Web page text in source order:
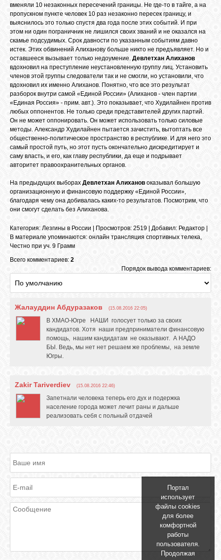
ФОТО
ВИДЕО
МУЗЫКА
САЙТЫ
ОБЪЯВЛЕНИЯ
ОТВЕТЫ
ВХОД
VK
TWITTER
вменяли 10 незаконных пересечений границы. Не где-то в тайге, а на
пропускном пункте человек 10 раз незаконно пересек границу, и
выяснилось это только спустя два года после этих событий. И при
этом ни один пограничник не лишился своих званий и не оказался на
скамье подсудимых. Срок давности по указанным событиям давно
истек. Этих обвинений Алиханову больше никто не предъявляет. Но и
оставшееся вызывает только недоумение. Девлетхан Алиханов
вдохновил на преступление неустановленную группу лиц. Установить
членов этой группы следователи так и не смогли, но установили, что
вдохновил их именно Алиханов. Понятно, что все это результат
разборок внутри самой «Единой России» (Алиханов - член партии
«Единая Россия» - прим. авт.). Это показывает, что Худилайнен против
любых оппонентов. Не только среди представителей других партий.
Он не может оппонировать. Он может использовать только силовые
методы. Александр Худилайнен пытается зачистить, вытоптать все
общественно-политическое пространство в республике. И для него это
самый простой путь, но этот пусть окончательно дискредитирует и
саму власть, и его, как главу республики, да еще и подрывает
авторитет правоохранительных органов.
На предыдущих выборах Девлетхан Алиханов оказывал большую
организационную и финансовую поддержку «Единой России»,
благодаря чему она добивалась каких-то результатов. Посмотрим, что
они смогут сделать без Алиханова.
Категория: Лезгины в России | Просмотров: 2519 | Добавил: Редактор |
В материале упоминаются: онлайн трансляция спортивных телека
Честно при уч. 9 Грамм
Всего комментариев: 2
Порядок вывода комментариев:
Жалауддин Абдуразаков (15.08.2016 22:05)
В ХМАО-Югре НАШИ голосует только за своих
кандидатов. Хотя наши предприниматели финансовую
помощь, нашим кандидатам не оказывают. А НАДО
БЫ. Ведь, мы нет нет решаем же проблемы, на земле
Югры.
Zakir Tariverdiev (15.08.2016 22:46)
Запетнали человека теперь его дух и подержка
население города может лечит раны и дальше
реализовать себя с польный отдачей
Портал
использует
файлы cookies
для более
комфортной
работы
пользователя.
Продолжая